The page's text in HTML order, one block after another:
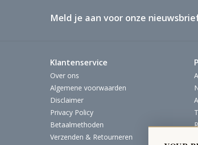
Meld je aan voor onze
Klantenservice
Over ons
Algemene voorwaarden
Disclaimer
Privacy Policy
Betaalmethoden
Verzenden & Retourneren